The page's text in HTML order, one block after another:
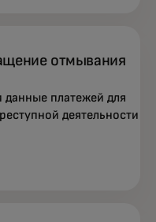
отмывания
платежей для
деятельности